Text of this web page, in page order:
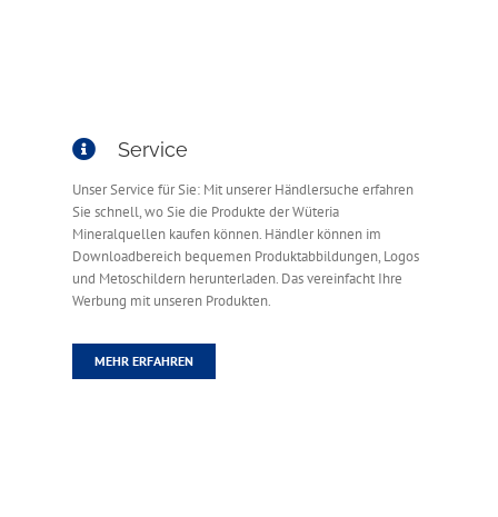
Service
Unser Service für Sie: Mit unserer Händlersuche erfahren
Sie schnell, wo Sie die Produkte der Wüteria
Mineralquellen kaufen können. Händler können im
Downloadbereich bequemen Produktabbildungen, Logos
und Metoschildern herunterladen. Das vereinfacht Ihre
Werbung mit unseren Produkten.
MEHR ERFAHREN